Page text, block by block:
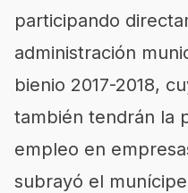
participando
administración
bienio 2017-2018,
también tendrán la
empleo en
subrayó el